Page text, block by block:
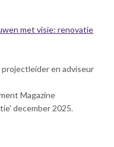
met visie: renovatie
en adviseur
Magazine
december 2025.